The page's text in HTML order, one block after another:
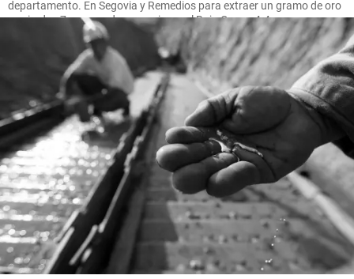
departamento. En Segovia y Remedios para extraer un gramo de oro
se pierden 7 gramos de mercurio, en el Bajo Cauca 4.4 gramos.
FOTO MANUEL SALDARRIAGA